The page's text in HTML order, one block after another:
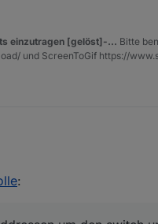
einzutragen [gelöst]-... Bitte
und ScreenToGif https://
um den switch und
: